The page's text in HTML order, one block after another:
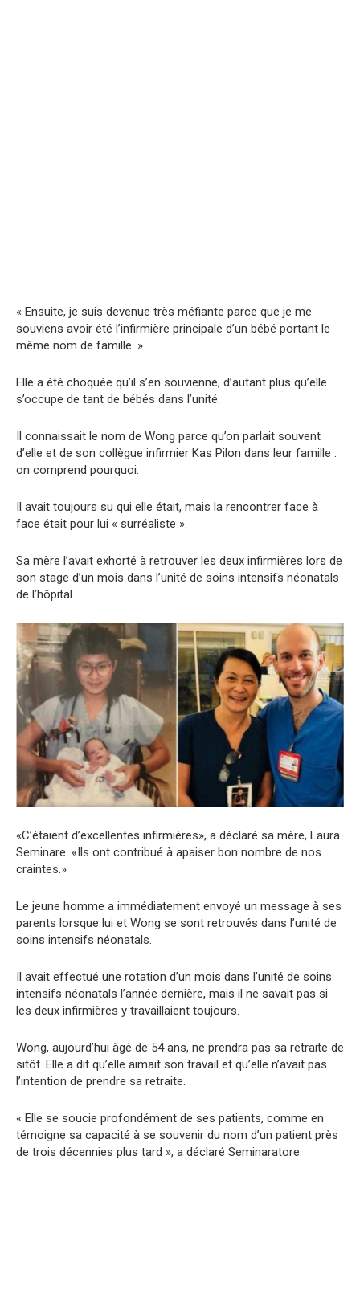
« Ensuite, je suis devenue très méfiante parce que je me
souviens avoir été l’infirmière principale d’un bébé portant le
même nom de famille. »
Elle a été choquée qu’il s’en souvienne, d’autant plus qu’elle
s’occupe de tant de bébés dans l’unité.
Il connaissait le nom de Wong parce qu’on parlait souvent
d’elle et de son collègue infirmier Kas Pilon dans leur famille :
on comprend pourquoi.
Il avait toujours su qui elle était, mais la rencontrer face à
face était pour lui « surréaliste ».
Sa mère l’avait exhorté à retrouver les deux infirmières lors de
son stage d’un mois dans l’unité de soins intensifs néonatals
de l’hôpital.
«C’étaient d’excellentes infirmières», a déclaré sa mère, Laura
Seminare. «Ils ont contribué à apaiser bon nombre de nos
craintes.»
Le jeune homme a immédiatement envoyé un message à ses
parents lorsque lui et Wong se sont retrouvés dans l’unité de
soins intensifs néonatals.
Il avait effectué une rotation d’un mois dans l’unité de soins
intensifs néonatals l’année dernière, mais il ne savait pas si
les deux infirmières y travaillaient toujours.
Wong, aujourd’hui âgé de 54 ans, ne prendra pas sa retraite de
sitôt. Elle a dit qu’elle aimait son travail et qu’elle n’avait pas
l’intention de prendre sa retraite.
« Elle se soucie profondément de ses patients, comme en
témoigne sa capacité à se souvenir du nom d’un patient près
de trois décennies plus tard », a déclaré Seminaratore.